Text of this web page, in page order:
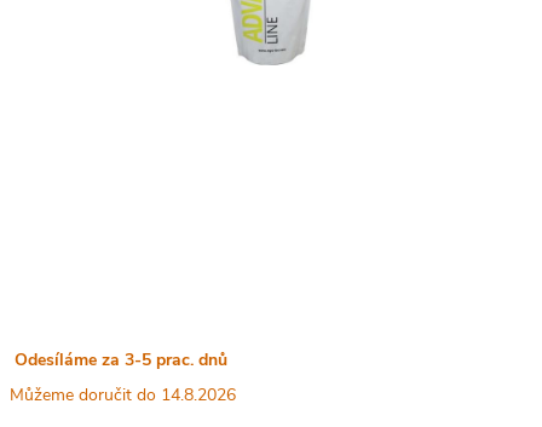
Odesíláme za 3-5 prac. dnů
14.8.2026